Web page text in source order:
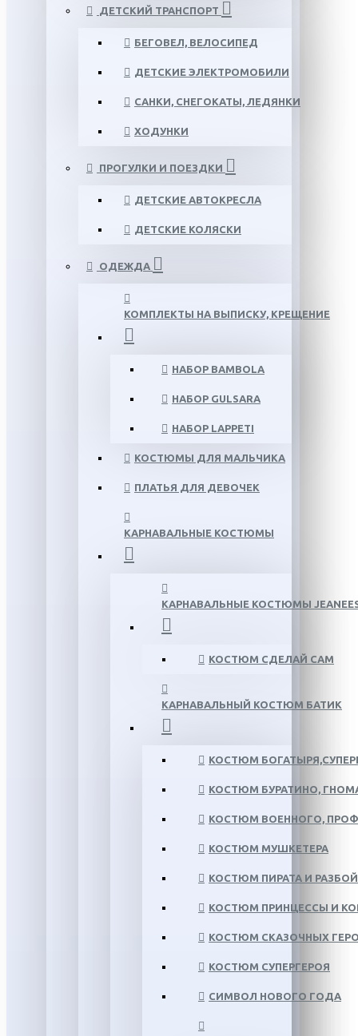
ДЕТСКИЙ ТРАНСПОРТ
БЕГОВЕЛ, ВЕЛОСИПЕД
ДЕТСКИЕ ЭЛЕКТРОМОБИЛИ
САНКИ, СНЕГОКАТЫ, ЛЕДЯНКИ
ХОДУНКИ
ПРОГУЛКИ И ПОЕЗДКИ
ДЕТСКИЕ АВТОКРЕСЛА
ДЕТСКИЕ КОЛЯСКИ
ОДЕЖДА
КОМПЛЕКТЫ НА ВЫПИСКУ, КРЕЩЕНИЕ
НАБОР BAMBOLA
НАБОР GULSARA
НАБОР LAPPETI
КОСТЮМЫ ДЛЯ МАЛЬЧИКА
ПЛАТЬЯ ДЛЯ ДЕВОЧЕК
КАРНАВАЛЬНЫЕ КОСТЮМЫ
КАРНАВАЛЬНЫЕ КОСТЮМЫ
КОСТЮМ СДЕЛАЙ САМ
КАРНАВАЛЬНЫЙ КОСТЮМ БАТИК
КОСТЮМ
КОСТЮМ БУРАТИНО,
КОСТЮМ ВОЕННОГО,
КОСТЮМ МУШКЕТЕРА
КОСТЮМ ПИРАТА И
КОСТЮМ ПРИНЦЕССЫ И
КОСТЮМ СКАЗОЧНЫХ
КОСТЮМ СУПЕРГЕРОЯ
СИМВОЛ НОВОГО ГОДА